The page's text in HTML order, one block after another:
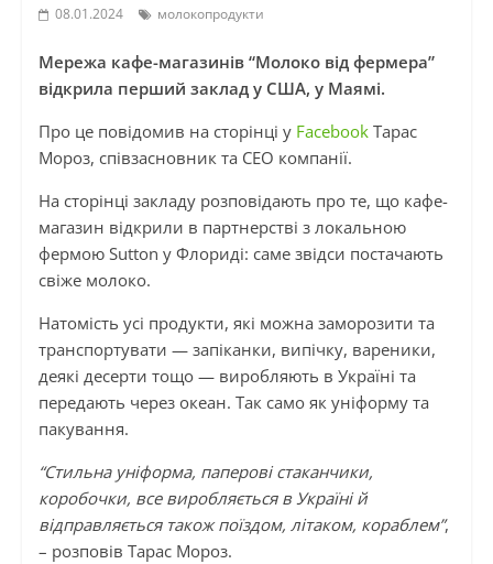
08.01.2024 молокопродукти
Мережа кафе-магазинів “Молоко від фермера”
відкрила перший заклад у США, у Маямі.
Про це повідомив на сторінці у FacebookТарас
Мороз, співзасновник та СЕО компанії.
На сторінці закладу розповідають про те, що кафе-
магазин відкрили в партнерстві з локальною
фермою Sutton у Флориді: саме звідси постачають
свіже молоко.
Натомість усі продукти, які можна заморозити та
транспортувати — запіканки, випічку, вареники,
деякі десерти тощо — виробляють в Україні та
передають через океан. Так само як уніформу та
пакування.
“Стильна уніформа, паперові стаканчики,
коробочки, все виробляється в Україні й
відправляється також поїздом, літаком, кораблем”,
– розповів Тарас Мороз.